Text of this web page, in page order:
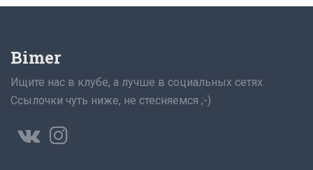
Bimer
Ищите нас в клубе, а лучше в социальных сетях.
Ссылочки чуть ниже, не стесняемся ;-)